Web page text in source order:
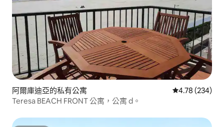
阿爾庫迪亞的私有公寓 從 234 則評價
4.78 (234)
Teresa BEACH FRONT 公寓，公寓 d。